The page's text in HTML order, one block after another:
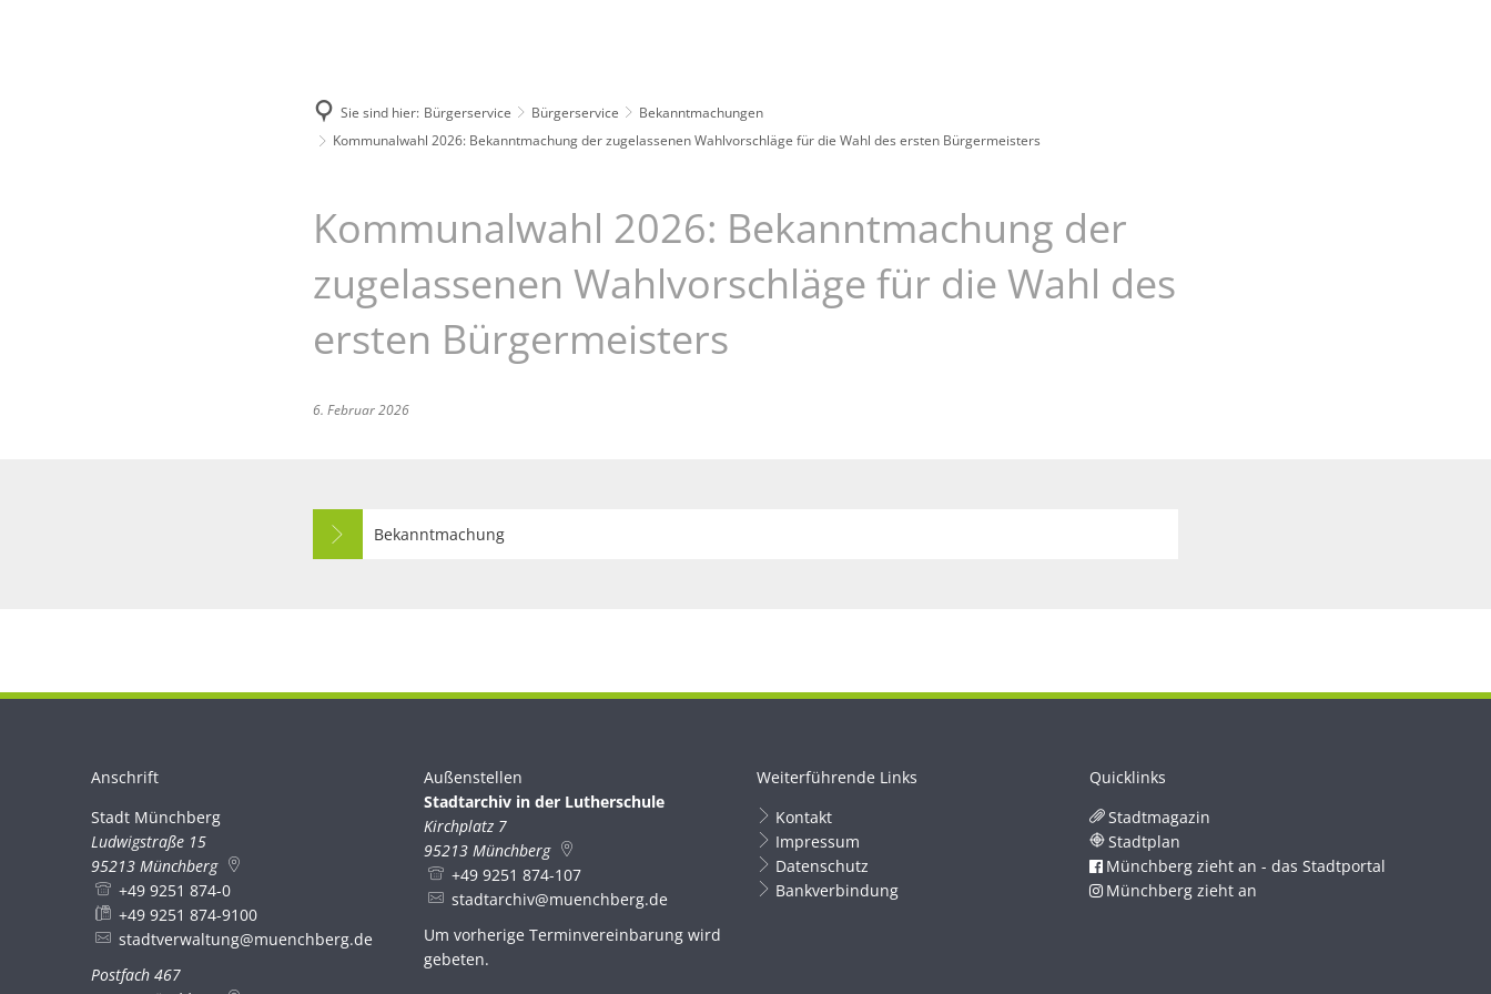
Sie sind hier: Bürgerservice Bürgerservice
Bekanntmachungen
Kommunalwahl 2026: Bekanntmachung der zugelassenen Wahlvorschläge für die Wahl des ersten Bürgermeisters
Kommunalwahl 2026: Bekanntmachung der
zugelassenen Wahlvorschläge für die Wahl des
ersten Bürgermeisters
6. Februar 2026
Bekanntmachung
Anschrift
Stadt Münchberg
Ludwigstraße 15
95213 Münchberg
+49 9251 874-0
+49 9251 874-9100
stadtverwaltung@muenchberg.de
Postfach 467
Außenstellen
Stadtarchiv in der Lutherschule
Kirchplatz 7
95213 Münchberg
+49 9251 874-107
stadtarchiv@muenchberg.de
Um vorherige Terminvereinbarung wird
gebeten.
Weiterführende Links
Kontakt
Impressum
Datenschutz
Bankverbindung
Quicklinks
Stadtmagazin
Stadtplan
Münchberg zieht an - das Stadtportal
Münchberg zieht an